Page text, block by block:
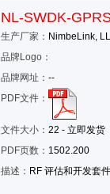
NL-SWDK-
生产厂家： NimbeLink,
品牌Logo：
品牌网址： --
PDF文件：
文件大小： 22 - 立即发货
PDF页数： 1502.200
描述： RF 评估和开发套